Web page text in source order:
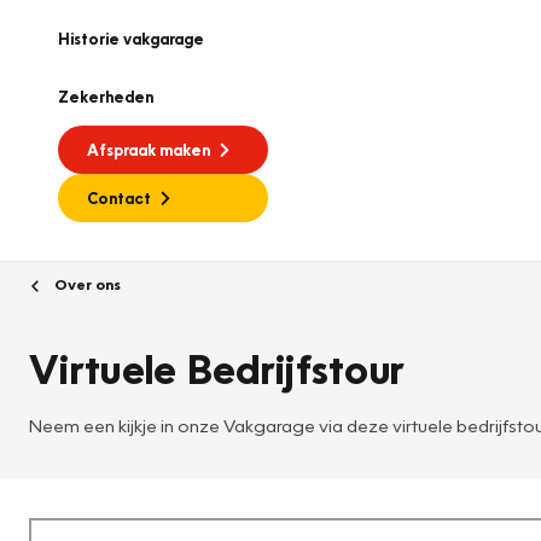
Historie vakgarage
Zekerheden
Afspraak maken
Contact
Over ons
Virtuele Bedrijfstour
Neem een kijkje in onze Vakgarage via deze virtuele